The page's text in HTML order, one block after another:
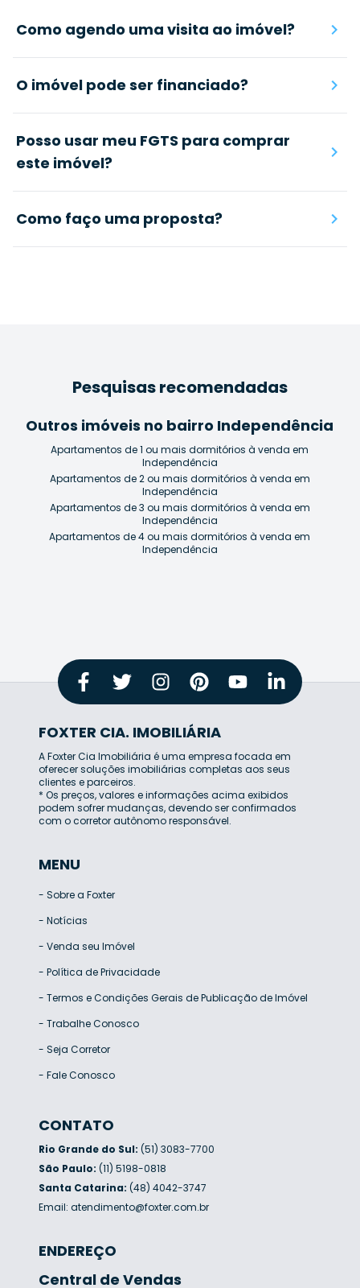
Como agendo uma visita ao imóvel?
O imóvel pode ser financiado?
Posso usar meu FGTS para comprar
este imóvel?
Como faço uma proposta?
Pesquisas recomendadas
Outros imóveis no bairro Independência
Apartamentos de 1 ou mais dormitórios à venda em
Independência
Apartamentos de 2 ou mais dormitórios à venda em
Independência
Apartamentos de 3 ou mais dormitórios à venda em
Independência
Apartamentos de 4 ou mais dormitórios à venda em
Independência
FOXTER CIA. IMOBILIÁRIA
A Foxter Cia Imobiliária é uma empresa focada em
oferecer soluções imobiliárias completas aos seus
clientes e parceiros.
* Os preços, valores e informações acima exibidos
podem sofrer mudanças, devendo ser confirmados
com o corretor autônomo responsável.
MENU
- Sobre a Foxter
- Notícias
- Venda seu Imóvel
- Política de Privacidade
- Termos e Condições Gerais de Publicação de Imóvel
- Trabalhe Conosco
- Seja Corretor
- Fale Conosco
CONTATO
Rio Grande do Sul: (51) 3083-7700
São Paulo: (11) 5198-0818
Santa Catarina: (48) 4042-3747
Email: atendimento@foxter.com.br
ENDEREÇO
Central de Vendas